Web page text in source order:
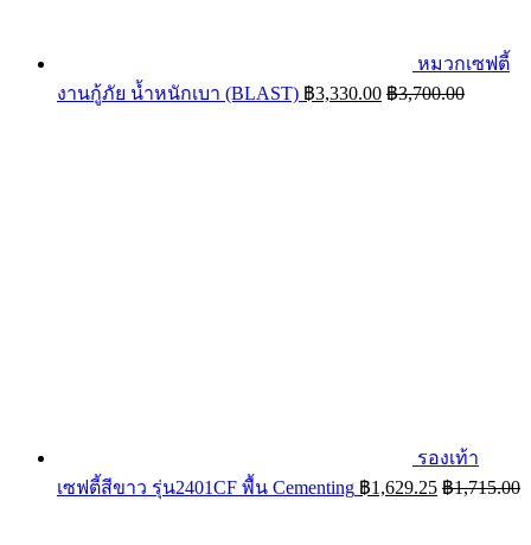
หมวกเซฟตี้
งานกู้ภัย น้ำหนักเบา (BLAST) ฿3,330.00 ฿3,700.00
รองเท้า
เซฟตี้สีขาว รุ่น2401CF พื้น Cementing ฿1,629.25 ฿1,715.00